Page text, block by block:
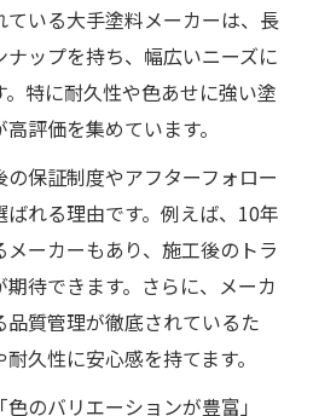
いる大手塗料メーカーは、長
ップを持ち、幅広いニーズに
特に耐久性や色あせに強い塗
評価を集めています。
保証制度やアフターフォロー
れる理由です。例えば、10年
ーカーもあり、施工後のトラ
待できます。さらに、メーカ
質管理が徹底されているた
久性に安心感を持てます。
のバリエーションが豊富」